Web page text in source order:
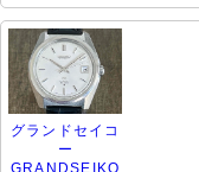
グランドセイコ
ー
GRANDSEIKO